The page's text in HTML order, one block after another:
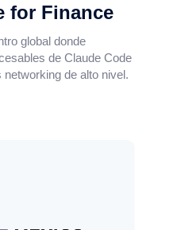
for Finance
global donde
de Claude Code
de alto nivel.